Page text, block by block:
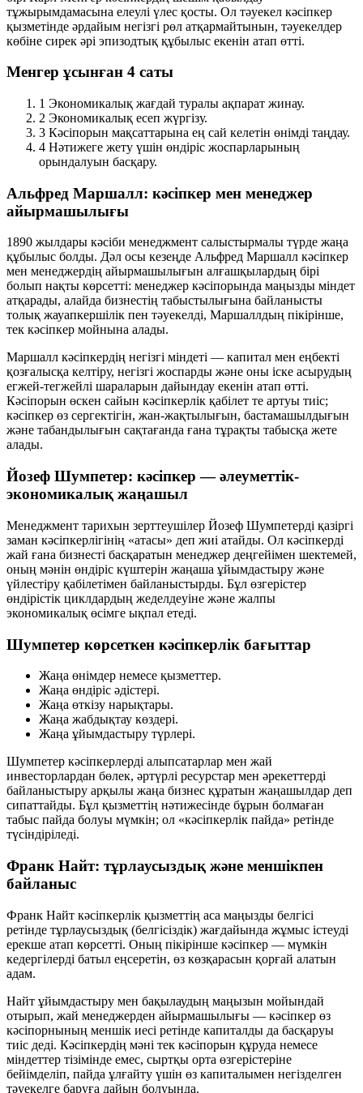
тұжырымдамасына елеулі үлес қосты. Ол тәуекел кәсіпкер
қызметінде әрдайым негізгі рөл атқармайтынын, тәуекелдер
көбіне сирек әрі эпизодтық құбылыс екенін атап өтті.
Менгер ұсынған 4 саты
1 Экономикалық жағдай туралы ақпарат жинау.
2 Экономикалық есеп жүргізу.
3 Кәсіпорын мақсаттарына ең сай келетін өнімді таңдау.
4 Нәтижеге жету үшін өндіріс жоспарларының
орындалуын басқару.
Альфред Маршалл: кәсіпкер мен менеджер
айырмашылығы
1890 жылдары кәсіби менеджмент салыстырмалы түрде жаңа
құбылыс болды. Дәл осы кезеңде Альфред Маршалл кәсіпкер
мен менеджердің айырмашылығын алғашқылардың бірі
болып нақты көрсетті: менеджер кәсіпорында маңызды міндет
атқарады, алайда бизнестің табыстылығына байланысты
толық жауапкершілік пен тәуекелді, Маршаллдың пікірінше,
тек кәсіпкер мойнына алады.
Маршалл кәсіпкердің негізгі міндеті — капитал мен еңбекті
қозғалысқа келтіру, негізгі жоспарды және оны іске асырудың
егжей-тегжейлі шараларын дайындау екенін атап өтті.
Кәсіпорын өскен сайын кәсіпкерлік қабілет те артуы тиіс;
кәсіпкер өз сергектігін, жан-жақтылығын, бастамашылдығын
және табандылығын сақтағанда ғана тұрақты табысқа жете
алады.
Йозеф Шумпетер: кәсіпкер — әлеуметтік-
экономикалық жаңашыл
Менеджмент тарихын зерттеушілер Йозеф Шумпетерді қазіргі
заман кәсіпкерлігінің «атасы» деп жиі атайды. Ол кәсіпкерді
жай ғана бизнесті басқаратын менеджер деңгейімен шектемей,
оның мәнін өндіріс күштерін жаңаша ұйымдастыру және
үйлестіру қабілетімен байланыстырды. Бұл өзгерістер
өндірістік циклдардың жеделдеуіне және жалпы
экономикалық өсімге ықпал етеді.
Шумпетер көрсеткен кәсіпкерлік бағыттар
Жаңа өнімдер немесе қызметтер.
Жаңа өндіріс әдістері.
Жаңа өткізу нарықтары.
Жаңа жабдықтау көздері.
Жаңа ұйымдастыру түрлері.
Шумпетер кәсіпкерлерді алыпсатарлар мен жай
инвесторлардан бөлек, әртүрлі ресурстар мен әрекеттерді
байланыстыру арқылы жаңа бизнес құратын жаңашылдар деп
сипаттайды. Бұл қызметтің нәтижесінде бұрын болмаған
табыс пайда болуы мүмкін; ол «кәсіпкерлік пайда» ретінде
түсіндіріледі.
Франк Найт: тұрлаусыздық және меншікпен
байланыс
Франк Найт кәсіпкерлік қызметтің аса маңызды белгісі
ретінде тұрлаусыздық (белгісіздік) жағдайында жұмыс істеуді
ерекше атап көрсетті. Оның пікірінше кәсіпкер — мүмкін
кедергілерді батыл еңсеретін, өз көзқарасын қорғай алатын
адам.
Найт ұйымдастыру мен бақылаудың маңызын мойындай
отырып, жай менеджерден айырмашылығы — кәсіпкер өз
кәсіпорнының меншік иесі ретінде капиталды да басқаруы
тиіс деді. Кәсіпкердің мәні тек кәсіпорын құруда немесе
міндеттер тізімінде емес, сыртқы орта өзгерістеріне
бейімделіп, пайда ұлғайту үшін өз капиталымен негізделген
тәуекелге баруға дайын болуында.